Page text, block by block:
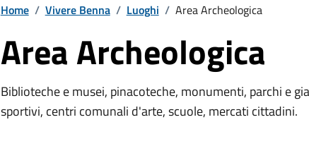
Home / Vivere Benna / Luoghi / Area Archeologica
Area Archeologica
Biblioteche e musei, pinacoteche, monumenti, parchi e
sportivi, centri comunali d'arte, scuole, mercati cittadini.